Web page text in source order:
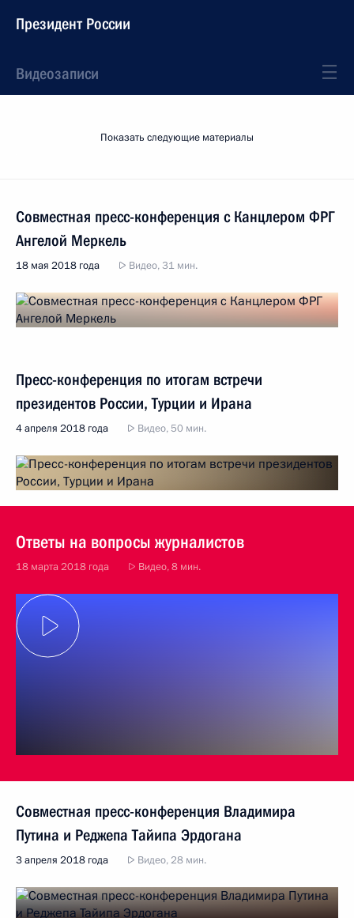
Президент России
Видеозаписи
Показать следующие материалы
Совместная пресс-конференция с Канцлером ФРГ
Ангелой Меркель
18 мая 2018 года Видео, 31 мин.
Пресс-конференция по итогам встречи
президентов России, Турции и Ирана
4 апреля 2018 года Видео, 50 мин.
Ответы на вопросы журналистов
18 марта 2018 года Видео, 8 мин.
Совместная пресс-конференция Владимира
Путина и Реджепа Тайипа Эрдогана
3 апреля 2018 года Видео, 28 мин.